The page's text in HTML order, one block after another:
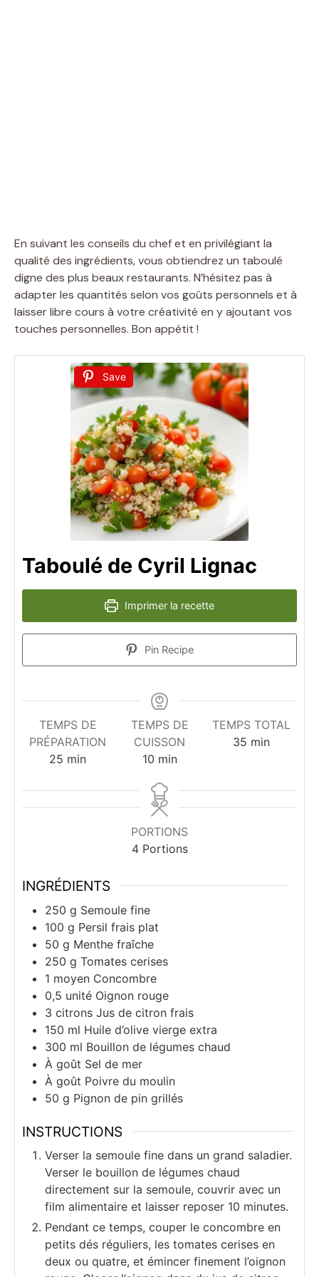
En suivant les conseils du chef et en privilégiant la
qualité des ingrédients, vous obtiendrez un taboulé
digne des plus beaux restaurants. N’hésitez pas à
adapter les quantités selon vos goûts personnels et à
laisser libre cours à votre créativité en y ajoutant vos
touches personnelles. Bon appétit !
Save
Taboulé de Cyril Lignac
Imprimer la recette
Pin Recipe
TEMPS DE
PRÉPARATION
25 minutes
min
TEMPS DE
CUISSON
10minutes
min
TEMPS TOTAL
35minutes
min
PORTIONS
4 Portions
INGRÉDIENTS
250 g Semoule fine
100 g Persil frais plat
50 g Menthe fraîche
250 g Tomates cerises
1 moyen Concombre
0,5 unité Oignon rouge
3 citrons Jus de citron frais
150 ml Huile d’olive vierge extra
300 ml Bouillon de légumes chaud
À goût Sel de mer
À goût Poivre du moulin
50 g Pignon de pin grillés
INSTRUCTIONS
Verser la semoule fine dans un grand saladier.
Verser le bouillon de légumes chaud
directement sur la semoule, couvrir avec un
film alimentaire et laisser reposer 10 minutes.
Pendant ce temps, couper le concombre en
petits dés réguliers, les tomates cerises en
deux ou quatre, et émincer finement l’oignon